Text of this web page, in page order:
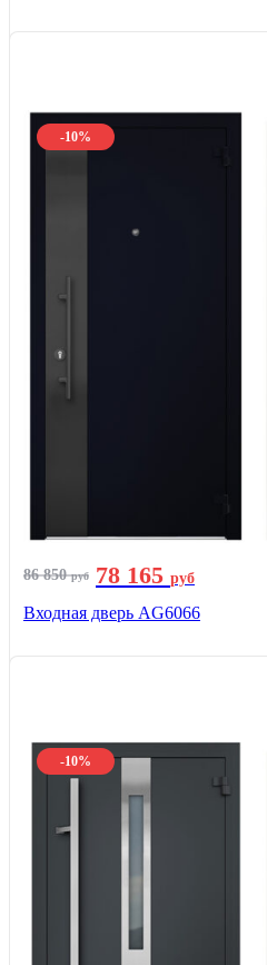
-10%
86 850руб 78 165 руб
Входная дверь AG6066
-10%